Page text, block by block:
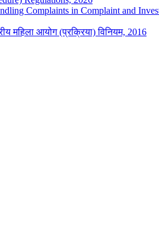
Complaints in Complaint and
महिला आयोग (प्रक्रिया) विनियम, 2016